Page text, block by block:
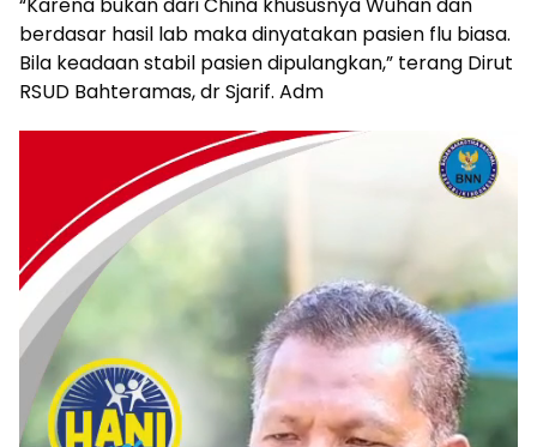
berdasar hasil lab maka dinyatakan pasien flu biasa.
Bila keadaan stabil pasien dipulangkan,” terang Dirut
RSUD Bahteramas, dr Sjarif. Adm